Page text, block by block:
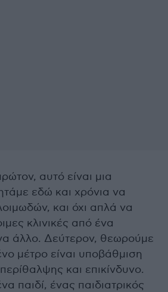
αυτό είναι μια
εδώ και χρόνια να
και όχι απλά να
κλινικές από ένα
άλλο. Δεύτερον, θεωρούμε
μέτρο είναι υποβάθμιση
και επικίνδυνο.
παιδί, ένας παιδιατρικός